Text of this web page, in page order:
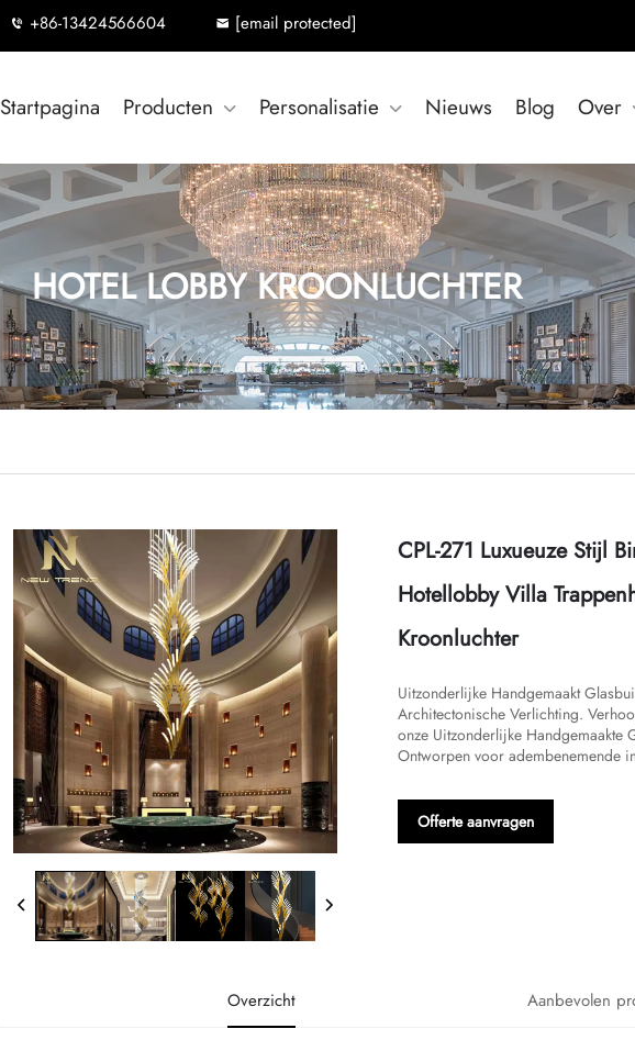
+86-13424566604 [email protected]
Startpagina Producten Personalisatie Nieuws Blog Over
HOTEL LOBBY KROONLUCHTER
CPL-271 Luxueuze Stijl
Hotellobby Villa
Kroonluchter
Uitzonderlijke Handgemaakt
Architectonische Verlichting.
onze Uitzonderlijke Handgemaakte
Ontworpen voor adembenemende
Offerte aanvragen
Overzicht Aanbevolen